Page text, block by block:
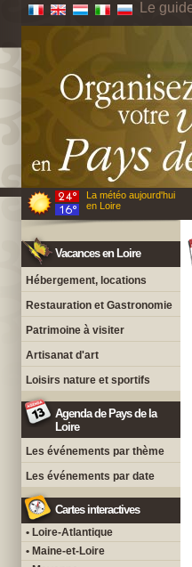
Le
La météo aujourd'hui
en Loire
Vacances en Loire
Hébergement, locations
Restauration et Gastronomie
Patrimoine à visiter
Artisanat d'art
Loisirs nature et sportifs
Agenda de Pays de la
Loire
Les événements par thème
Les événements par date
Cartes interactives
• Loire-Atlantique
• Maine-et-Loire